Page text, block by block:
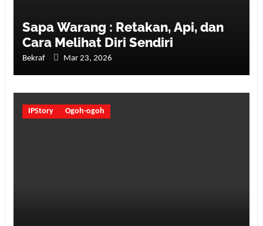
Sapa Warang : Retakan, Api, dan
Cara Melihat Diri Sendiri
Bekraf Mar 23, 2026
IPStory Ogoh-ogoh